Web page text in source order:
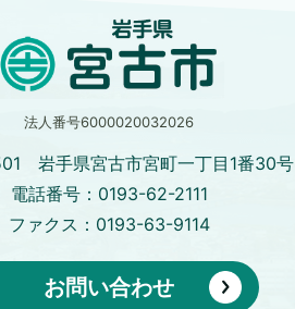
法人番号6000020032026
岩手県宮古市宮町一丁目1番30号
電話番号：0193-62-2111
ファクス：0193-63-9114
お問い合わせ